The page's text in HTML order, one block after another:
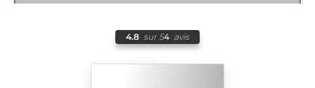
4.8 sur 54 avis